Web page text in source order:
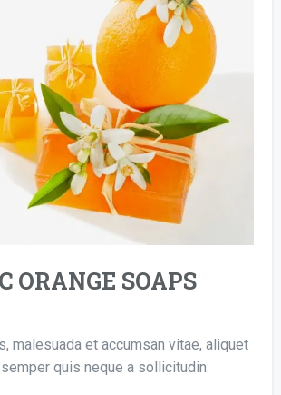
ORANGE SOAPS
malesuada et accumsan vitae, aliquet
quis neque a sollicitudin.